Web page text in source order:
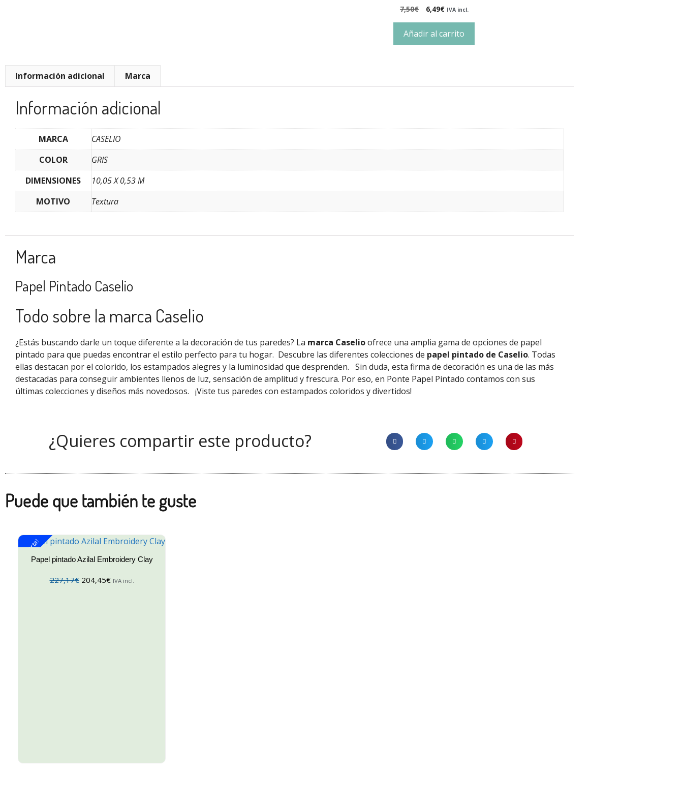
7,50€ 6,49€ IVA incl.
Añadir al carrito
Información adicional Marca
Información adicional
MARCA
CASELIO
COLOR
GRIS
DIMENSIONES
10,05 X 0,53 M
MOTIVO
Textura
Marca
Papel Pintado Caselio
Todo sobre la marca Caselio
¿Estás buscando darle un toque diferente a la decoración de tus paredes? La marca Caselioofrece una amplia gama de opciones de papel
pintado para que puedas encontrar el estilo perfecto para tu hogar. Descubre las diferentes colecciones de papel pintado de Caselio. Todas
ellas destacan por el colorido, los estampados alegres y la luminosidad que desprenden. Sin duda, esta firma de decoración es una de las más
destacadas para conseguir ambientes llenos de luz, sensación de amplitud y frescura. Por eso, en Ponte Papel Pintado contamos con sus
últimas colecciones y diseños más novedosos. ¡Viste tus paredes con estampados coloridos y divertidos!
¿Quieres compartir este producto?
Puede que también te guste
¡Oferta!
Papel pintado Azilal Embroidery Clay
227,17€ 204,45€ IVA incl.